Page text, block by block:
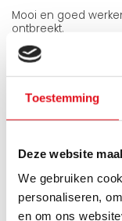
Toestemming
Deze website
We gebruiken
personaliseren,
en om ons
Mooi en goed
ontbreekt.
- Geen
Jean
Geweldig voor
aanbevelen.